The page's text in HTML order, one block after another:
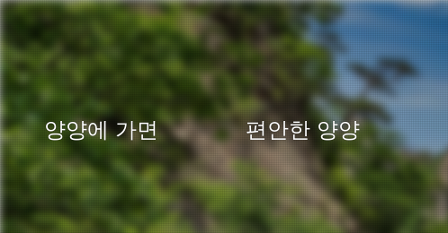
양양에 가면 편안한 양양